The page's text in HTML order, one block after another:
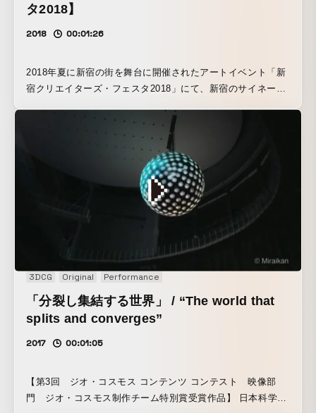
タ2018】
2018 00:01:26
2018年夏に新宿の街を舞台に開催されたアートイベント「新
宿クリエイターズ・フェスタ2018」にて、新宿のサイネー
発表されたオリジナル作品。PAINT ARTISTの 佐々木香菜子
氏とのコラボレーション作品である。
3DCG Original Performance
「分裂し集結する世界」 / “The world that
splits and converges”
2017 00:01:05
【第3回 ジオ・コスモス コンテンツ コンテスト 映像部
門 ジオ・コスモス制作チーム特別賞受賞作品】 日本科学未